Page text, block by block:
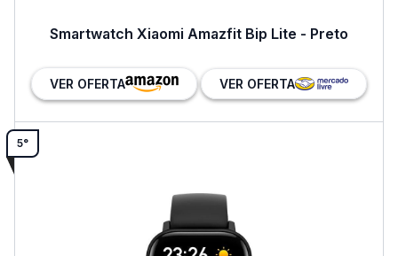
Smartwatch Xiaomi Amazfit Bip Lite - Preto
VER OFERTA VER OFERTA
5°